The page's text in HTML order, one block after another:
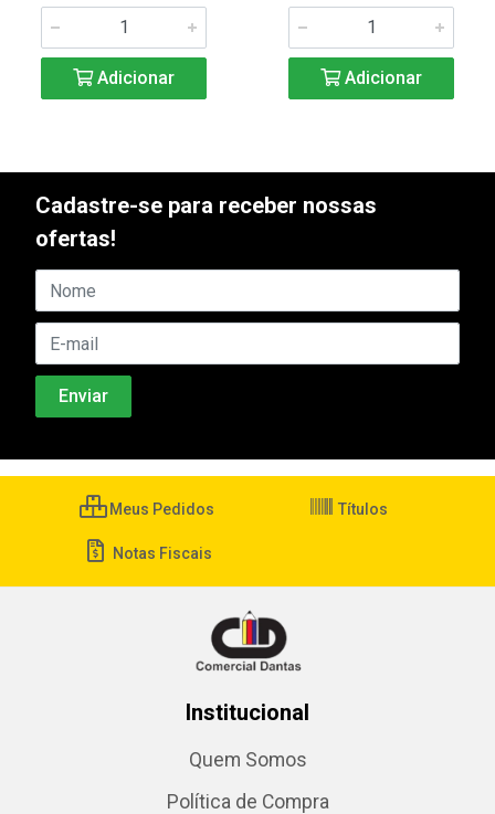
Adicionar Adicionar
Cadastre-se para receber nossas
ofertas!
Meus Pedidos Títulos
Notas Fiscais
Institucional
Quem Somos
Política de Compra